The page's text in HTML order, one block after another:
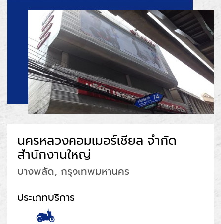
นครหลวงคอมเมอร์เชียล จำกัด
สำนักงานใหญ่
บางพลัด, กรุงเทพมหานคร
ประเภทบริการ